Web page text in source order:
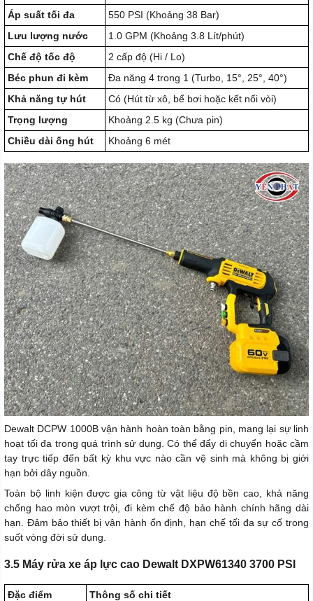
Áp suất tối đa
550 PSI (Khoảng 38 Bar)
Lưu lượng nước
1.0 GPM (Khoảng 3.8 Lít/phút)
Chế độ tốc độ
2 cấp độ (Hi / Lo)
Béc phun đi kèm
Đa năng 4 trong 1 (Turbo, 15°, 25°, 40°)
Khả năng tự hút
Có (Hút từ xô, bể bơi hoặc kết nối vòi)
Trọng lượng
Khoảng 2.5 kg (Chưa pin)
Chiều dài ống hút
Khoảng 6 mét
Dewalt DCPW 1000B vận hành hoàn toàn bằng pin, mang lại sự linh
hoạt tối đa trong quá trình sử dụng. Có thể đẩy di chuyển hoặc cầm
tay trực tiếp đến bất kỳ khu vực nào cần vệ sinh mà không bị giới
hạn bởi dây nguồn.
Toàn bộ linh kiện được gia công từ vật liệu độ bền cao, khả năng
chống hao mòn vượt trội, đi kèm chế độ bảo hành chính hãng dài
hạn. Đảm bảo thiết bị vận hành ổn định, hạn chế tối đa sự cố trong
suốt vòng đời sử dụng.
3.5 Máy rửa xe áp lực cao Dewalt DXPW61340 3700 PSI
Đặc điểm
Thông số chi tiết